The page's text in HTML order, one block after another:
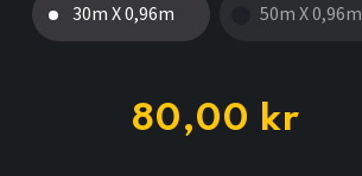
30m X 0,96m 50m X 0,96m
80,00 kr